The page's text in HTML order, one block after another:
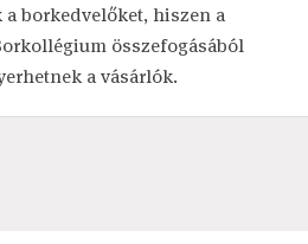
borkedvelőket, hiszen a
összefogásából
a vásárlók.